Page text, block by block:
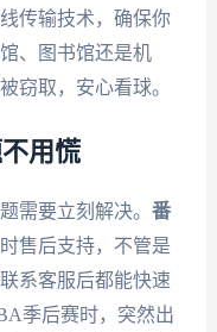
传输技术，确保你
、图书馆还是机
窃取，安心看球。
用慌
需要立刻解决。 番
售后支持，不管是
系客服后都能快速
季后赛时，突然出